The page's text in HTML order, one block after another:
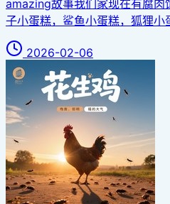
amazing故事我们家现在有腐肉
子小蛋糕，鲨鱼小蛋糕，狐狸小
2026-02-06